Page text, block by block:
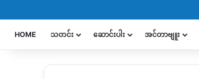
HOME သတင်း ဆောင်းပါး အင်တာဗျူး